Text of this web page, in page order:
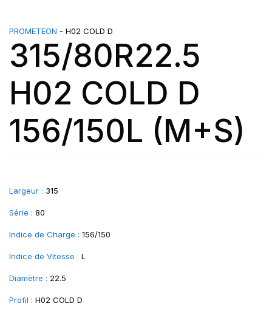
PROMETEON - H02 COLD D
315/80R22.5
H02 COLD D
156/150L (M+S)
Largeur : 315
Série : 80
Indice de Charge : 156/150
Indice de Vitesse : L
Diamètre : 22.5
Profil : H02 COLD D